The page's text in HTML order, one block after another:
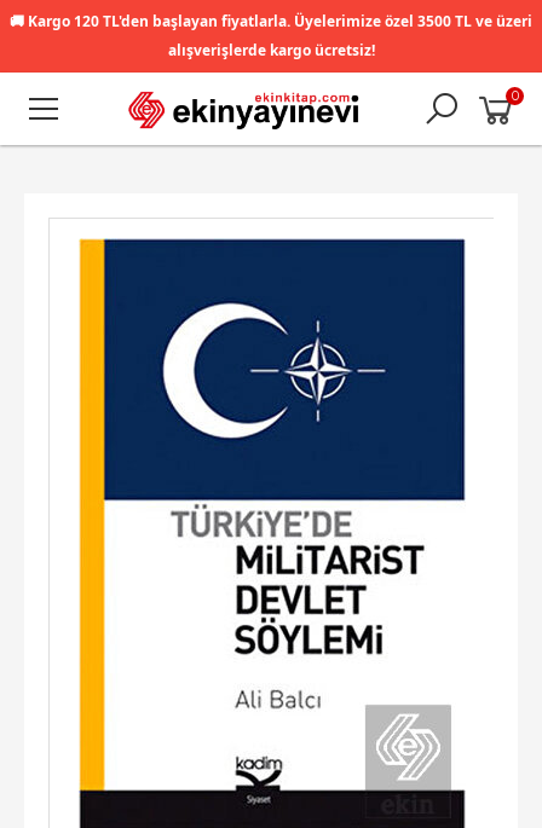
🚚 Kargo 120 TL'den başlayan fiyatlarla. Üyelerimize özel 3500 TL ve üzeri
alışverişlerde kargo ücretsiz!
0